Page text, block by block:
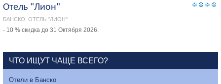
Отель "Лион"
БАНСКО, ОТЕЛЬ "ЛИОН"
- 10 % скидка до 31 Октября 2026.
ЧТО ИЩУТ ЧАЩЕ ВСЕГО?
Отели в Банско